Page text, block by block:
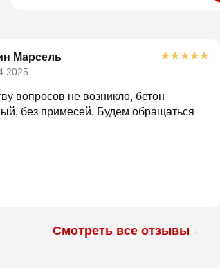
Марсель ★★★★★
вопросов не возникло, бетон
без примесей. Будем обращаться
Смотреть все отзывы→